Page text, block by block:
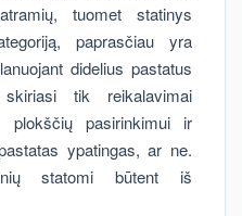
tuomet statinys
paprasčiau yra
didelius pastatus
tik reikalavimai
plokščių pasirinkimui ir
ypatingas, ar ne.
statomi būtent iš